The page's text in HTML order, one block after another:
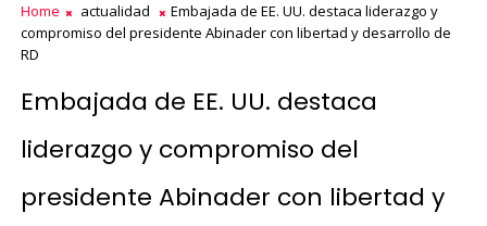
Home actualidad
Embajada de EE. UU. destaca liderazgo y
compromiso del presidente Abinader con libertad y desarrollo de
RD
Embajada de EE. UU. destaca
liderazgo y compromiso del
presidente Abinader con libertad y